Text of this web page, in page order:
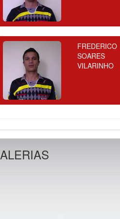
FREDERICO
SOARES
VILARINHO